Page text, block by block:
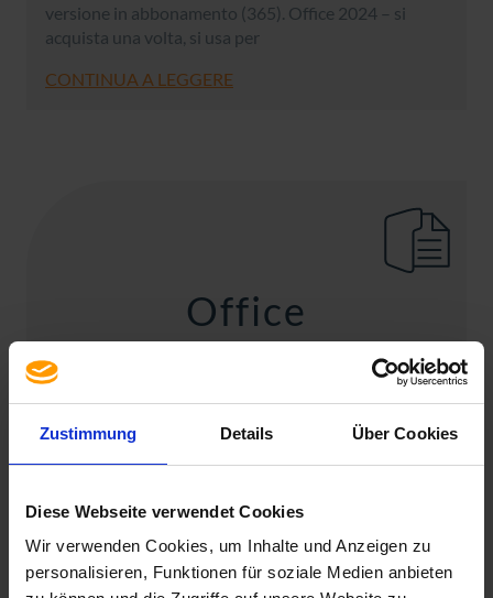
Zustimmung Details Über Cookies
Diese Webseite verwendet Cookies
Wir verwenden Cookies, um Inhalte und Anzeigen zu
personalisieren, Funktionen für soziale Medien anbieten
versione in abbonamento (365). Office 2024 – si
acquista una volta, si usa per
CONTINUA A LEGGERE
Office
Microsoft Office